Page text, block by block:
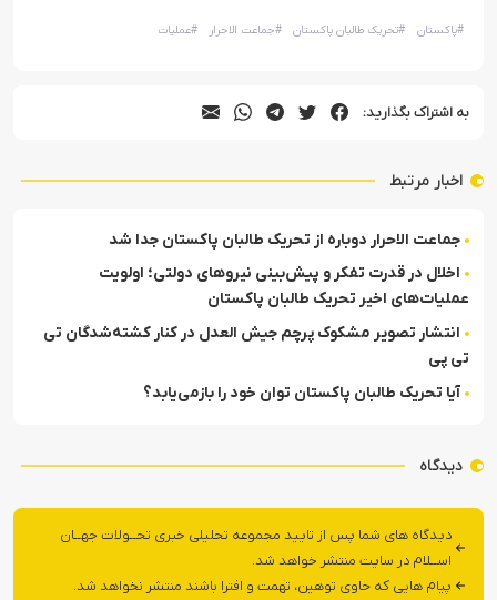
#پاکستان #تحریک طالبان پاکستان #جماعت الاحرار #عملیات
به اشتراک بگذارید:
اخبار مرتبط
جماعت الاحرار دوباره از تحریک طالبان پاکستان جدا شد
اخلال در قدرت تفکر و پیش‌بینی نیروهای دولتی؛ اولویت
عملیات‌های اخیر تحریک طالبان پاکستان
انتشار تصویر مشکوک پرچم جیش العدل در کنار کشته‌شدگان تی
تی پی
آیا تحریک طالبان پاکستان توان خود را بازمی‌یابد؟
دیدگاه
دیدگاه های شما پس از تایید مجموعه تحلیلی خبری تحــولات جهــان
اســلام در سایت منتشر خواهد شد.
پیام هایی که حاوی توهین، تهمت و افترا باشند منتشر نخواهد شد.